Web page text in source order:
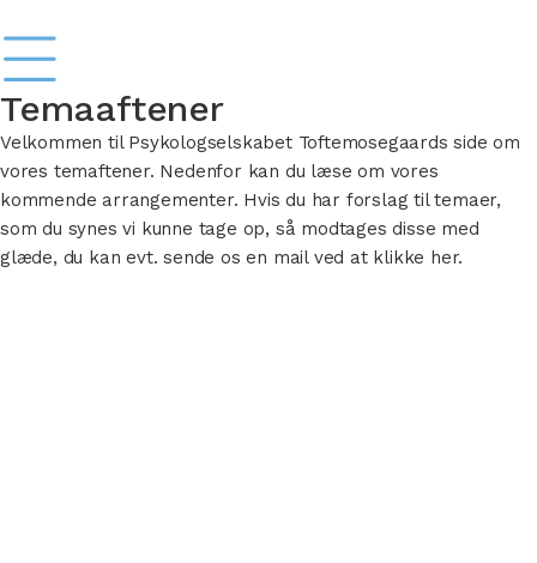
Temaaftener
Velkommen til Psykologselskabet Toftemosegaards side om
vores temaftener. Nedenfor kan du læse om vores
kommende arrangementer. Hvis du har forslag til temaer,
som du synes vi kunne tage op, så modtages disse med
glæde, du kan evt. sende os en mail ved at klikke her.